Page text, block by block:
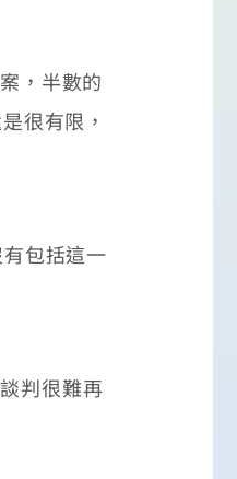
，半數的
很有限，
包括這一
判很難再